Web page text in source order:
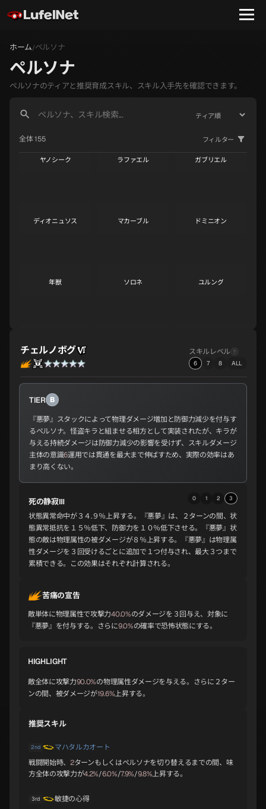
ホーム/ペルソナ
ペルソナ
ペルソナのティアと推奨育成スキル、スキル入手先を確認できます。
全体 155 フィルター
ヤノシーク ラファエル ガブリエル
ディオニュソス マカーブル ドミニオン
年獣 ソロネ ユルング
S
コウモクテン
A
コウリュウ
A
サンダルフォン
A
ザオウゴンゲン
A
ビシャモンテン ヴァスキ
A
B
ジークフリード
B
チェルノボグ
チェルノボグ スキルレベル
6 7 8 ALL
TIER B
『悪夢』スタックによって物理ダメージ増加と防御力減少を付与す
るペルソナ。怪盗キラと組ませる相方として実装されたが、キラが
与える持続ダメージは防御力減少の影響を受けず、スキルダメージ
主体の意識6運用では貫通を最大まで伸ばすため、実際の効率はあ
まり高くない。
死の静寂Ⅲ 0 1 2 3
状態異常命中が３４.９％上昇する。『悪夢』は、２ターンの間、状
態異常抵抗を１５％低下、防御力を１０％低下させる。『悪夢』状
態の敵は物理属性の被ダメージが８％上昇する。『悪夢』は物理属
性ダメージを３回受けるごとに追加で１つ付与され、最大３つまで
累積できる。この効果はそれぞれ計算される。
苦痛の宣告
敵単体に物理属性で攻撃力40.0%のダメージを３回与え、対象に
『悪夢』を付与する。さらに9.0%の確率で恐怖状態にする。
HIGHLIGHT
敵全体に攻撃力90.0%の物理属性ダメージを与える。さらに２ター
ンの間、被ダメージが19.6%上昇する。
推奨スキル
2nd
マハタルカオート
戦闘開始時、2ターンもしくはペルソナを切り替えるまでの間、味
方全体の攻撃力が4.2%/6.0%/7.9%/9.8%上昇する。
3rd
敏捷の心得